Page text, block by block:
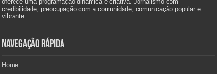
oferece uma programação dinâmica e criativa. Jornalismo com
credibilidade, preocupação com a comunidade, comunicação popular e
vibrante.
Navegação Rápida
Home